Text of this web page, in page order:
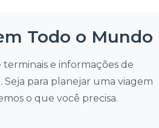
Todo o Mundo
e informações de
para planejar uma viagem
o que você precisa.